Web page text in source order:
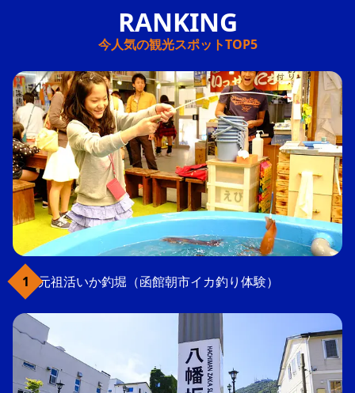
今人気の観光スポットTOP5
元祖活いか釣堀（函館朝市イカ釣り体験）